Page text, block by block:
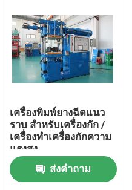
เครื่องพิมพ์ยางฉีดแนว
ราบ สําหรับเครื่องกัก /
เครื่องทําเครื่องกักความ
แรงสูง
ส่งคำถาม